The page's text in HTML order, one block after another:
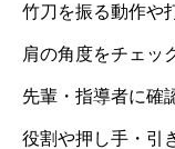
竹刀を振る動作や
肩の角度をチェッ
先輩・指導者に確
役割や押し手・引